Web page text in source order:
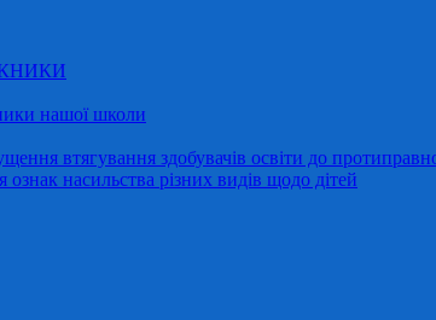
нашої школи
втягування здобувачів освіти до
насильства різних видів щодо дітей